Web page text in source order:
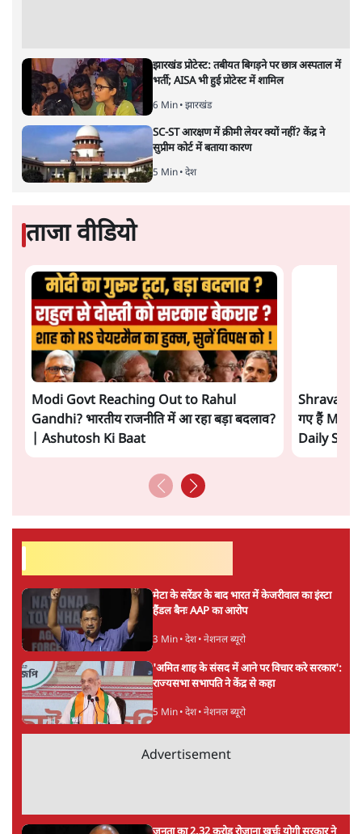
झारखंड प्रोटेस्ट: तबीयत बिगड़ने पर छात्र अस्पताल में
भर्ती; AISA भी हुई प्रोटेस्ट में शामिल
6 Min• झारखंड
SC-ST आरक्षण में क्रीमी लेयर क्यों नहीं? केंद्र ने
सुप्रीम कोर्ट में बताया कारण
5 Min• देश
ताजा वीडियो
Modi Govt Reaching Out to Rahul
Gandhi? भारतीय राजनीति में आ रहा बड़ा बदलाव?
| Ashutosh Ki Baat
Shravan
गए हैं
Daily
मेटा के सरेंडर के बाद भारत में केजरीवाल का इंस्टा
हैंडल बैनः AAP का आरोप
3 Min• देश• नेशनल ब्यूरो
'अमित शाह के संसद में आने पर विचार करे सरकार':
राज्यसभा सभापति ने केंद्र से कहा
5 Min• देश• नेशनल ब्यूरो
Advertisement